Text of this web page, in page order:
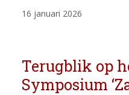
16 januari 2026
Terugblik op
Symposium